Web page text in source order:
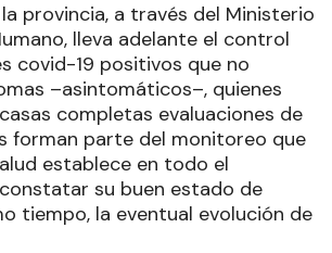
provincia, a través del Ministerio
lleva adelante el control
covid-19 positivos que no
–asintomáticos–, quienes
completas evaluaciones de
forman parte del monitoreo que
establece en todo el
su buen estado de
tiempo, la eventual evolución de